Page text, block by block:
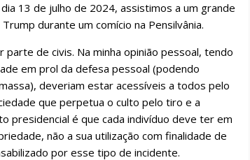
13 de julho de 2024, assistimos a um grande
durante um comício na Pensilvânia.
de civis. Na minha opinião pessoal, tendo
em prol da defesa pessoal (podendo
deveriam estar acessíveis a todos pelo
que perpetua o culto pelo tiro e a
presidencial é que cada indivíduo deve ter em
não a sua utilização com finalidade de
por esse tipo de incidente.